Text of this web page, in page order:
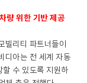
량 위한 기반 제공
리티 파트너들이
디아는 전 세계 자동
수 있도록 지원하